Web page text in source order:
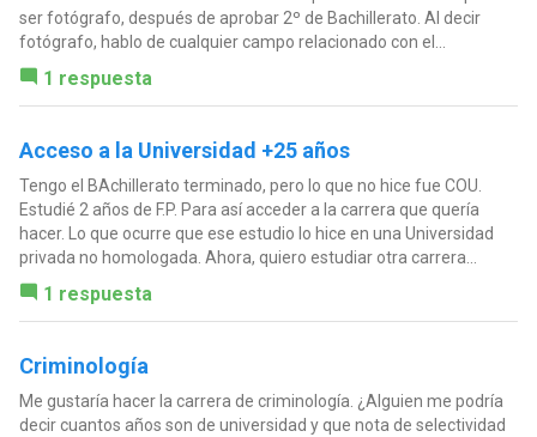
ser fotógrafo, después de aprobar 2º de Bachillerato. Al decir
fotógrafo, hablo de cualquier campo relacionado con el...
1 respuesta
Acceso a la Universidad +25 años
Tengo el BAchillerato terminado, pero lo que no hice fue COU.
Estudié 2 años de F.P. Para así acceder a la carrera que quería
hacer. Lo que ocurre que ese estudio lo hice en una Universidad
privada no homologada. Ahora, quiero estudiar otra carrera...
1 respuesta
Criminología
Me gustaría hacer la carrera de criminología. ¿Alguien me podría
decir cuantos años son de universidad y que nota de selectividad